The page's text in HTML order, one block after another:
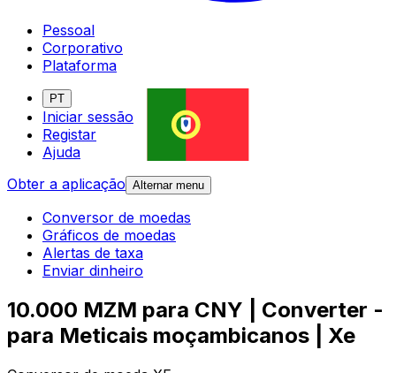
Pessoal
Corporativo
Plataforma
PT
Iniciar sessão
Registar
Ajuda
Obter a aplicação Alternar menu
Conversor de moedas
Gráficos de moedas
Alertas de taxa
Enviar dinheiro
10.000 MZM para CNY | Converter -
para Meticais moçambicanos | Xe